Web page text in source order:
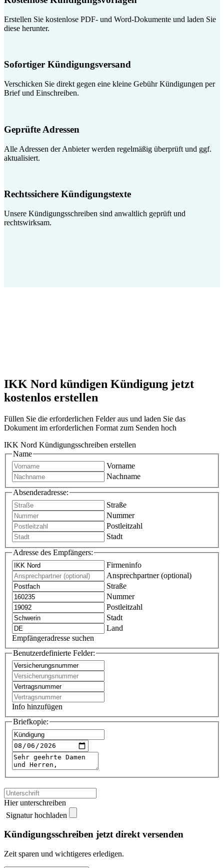
Erstellen Sie kostenlose PDF- und Word-Dokumente und laden Sie
diese herunter.
Sofortiger Kündigungsversand
Verschicken Sie direkt gegen eine kleine Gebühr Kündigungen per
Brief und Einschreiben.
Geprüfte Adressen
Alle Adressen der Anbieter werden regelmäßig überprüft und ggf.
aktualisiert.
Rechtssichere Kündigungstexte
Unsere Kündigungsschreiben sind anwaltlich geprüft und
rechtswirksam.
IKK Nord kündigen Kündigung jetzt
kostenlos erstellen
Füllen Sie die erforderlichen Felder aus und laden Sie das
Dokument im erforderlichen Format zum Senden hoch
IKK Nord Kündigungsschreiben erstellen
Name
Vorname
Nachname
Absenderadresse:
Straße
Nummer
Postleitzahl
Stadt
Adresse des Empfängers:
Firmeninfo
Ansprechpartner (optional)
Straße
Nummer
Postleitzahl
Stadt
Land
Empfängeradresse suchen
Benutzerdefinierte Felder:
Info hinzufügen
Briefkopie:
Hier unterschreiben
Signatur hochladen
Kündigungsschreiben jetzt direkt versenden
Zeit sparen und wichtigeres erledigen.